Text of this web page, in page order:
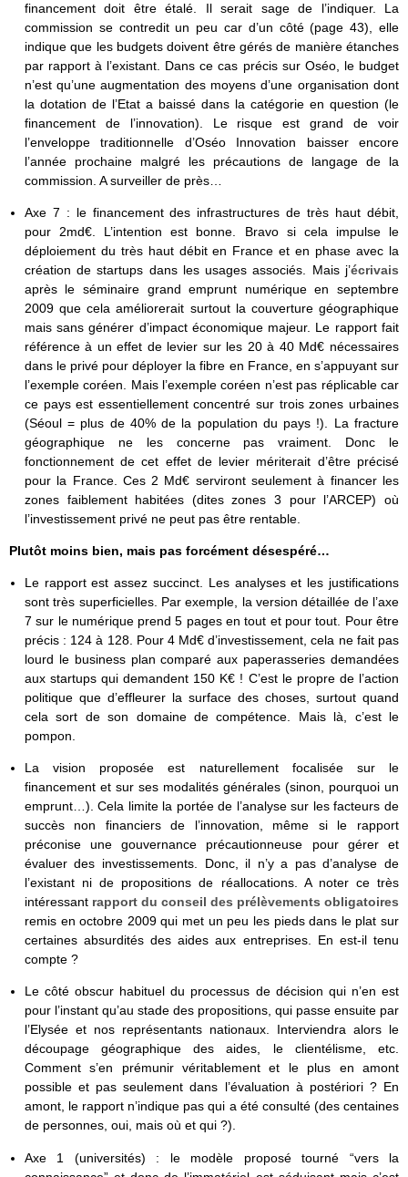
financement doit être étalé. Il serait sage de l’indiquer. La
commission se contredit un peu car d’un côté (page 43), elle
indique que les budgets doivent être gérés de manière étanches
par rapport à l’existant. Dans ce cas précis sur Oséo, le budget
n’est qu’une augmentation des moyens d’une organisation dont
la dotation de l’Etat a baissé dans la catégorie en question (le
financement de l’innovation). Le risque est grand de voir
l’enveloppe traditionnelle d’Oséo Innovation baisser encore
l’année prochaine malgré les précautions de langage de la
commission. A surveiller de près…
Axe 7 : le financement des infrastructures de très haut débit,
pour 2md€. L’intention est bonne. Bravo si cela impulse le
déploiement du très haut débit en France et en phase avec la
création de startups dans les usages associés. Mais j’écrivais
après le séminaire grand emprunt numérique en septembre
2009 que cela améliorerait surtout la couverture géographique
mais sans générer d’impact économique majeur. Le rapport fait
référence à un effet de levier sur les 20 à 40 Md€ nécessaires
dans le privé pour déployer la fibre en France, en s’appuyant sur
l’exemple coréen. Mais l’exemple coréen n’est pas réplicable car
ce pays est essentiellement concentré sur trois zones urbaines
(Séoul = plus de 40% de la population du pays !). La fracture
géographique ne les concerne pas vraiment. Donc le
fonctionnement de cet effet de levier mériterait d’être précisé
pour la France. Ces 2 Md€ serviront seulement à financer les
zones faiblement habitées (dites zones 3 pour l’ARCEP) où
l’investissement privé ne peut pas être rentable.
Plutôt moins bien, mais pas forcément désespéré…
Le rapport est assez succinct. Les analyses et les justifications
sont très superficielles. Par exemple, la version détaillée de l’axe
7 sur le numérique prend 5 pages en tout et pour tout. Pour être
précis : 124 à 128. Pour 4 Md€ d’investissement, cela ne fait pas
lourd le business plan comparé aux paperasseries demandées
aux startups qui demandent 150 K€ ! C’est le propre de l’action
politique que d’effleurer la surface des choses, surtout quand
cela sort de son domaine de compétence. Mais là, c’est le
pompon.
La vision proposée est naturellement focalisée sur le
financement et sur ses modalités générales (sinon, pourquoi un
emprunt…). Cela limite la portée de l’analyse sur les facteurs de
succès non financiers de l’innovation, même si le rapport
préconise une gouvernance précautionneuse pour gérer et
évaluer des investissements. Donc, il n’y a pas d’analyse de
l’existant ni de propositions de réallocations. A noter ce très
intéressant rapport du conseil des prélèvements obligatoires
remis en octobre 2009 qui met un peu les pieds dans le plat sur
certaines absurdités des aides aux entreprises. En est-il tenu
compte ?
Le côté obscur habituel du processus de décision qui n’en est
pour l’instant qu’au stade des propositions, qui passe ensuite par
l’Elysée et nos représentants nationaux. Interviendra alors le
découpage géographique des aides, le clientélisme, etc.
Comment s’en prémunir véritablement et le plus en amont
possible et pas seulement dans l’évaluation à postériori ? En
amont, le rapport n’indique pas qui a été consulté (des centaines
de personnes, oui, mais où et qui ?).
Axe 1 (universités) : le modèle proposé tourné “vers la